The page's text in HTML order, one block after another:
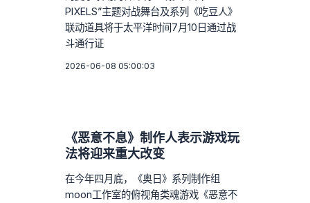
PIXELS”主题对战舞台及系列《吃豆人》
联动道具将于太平洋时间7月10日通过战
斗通行证
2026-06-08 05:00:03
《恶意不息》制作人表示游戏玩
法将迎来重大改变
在今年四月底，《奥日》系列制作组
moon工作室的俯视角类魂游戏《恶意不